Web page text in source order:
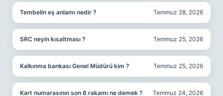
Tembelin eş anlamı nedir ? Temmuz 28, 2026
SRC neyin kısaltması ? Temmuz 25, 2026
Kalkınma bankası Genel Müdürü kim ? Temmuz 25, 2026
Kart numarasının son 6 rakamı ne demek ? Temmuz 24, 2026